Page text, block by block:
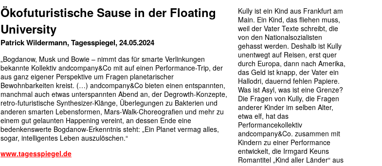
Ökofuturistische Sause in der Floating
University
Patrick Wildermann, Tagesspiegel, 24.05.2024
„Bogdanow, Musk und Bowie – nimmt das für smarte Verlinkungen
bekannte Kollektiv andcompany&Co mit auf einen Performance-Trip, der
aus ganz eigener Perspektive um Fragen planetarischer
Bewohnbarkeiten kreist. (…) andcompany&Co bieten einen entspannten,
manchmal auch etwas unterspannten Abend an, der Degrowth-Konzepte,
retro-futuristische Synthesizer-Klänge, Überlegungen zu Bakterien und
anderen smarten Lebensformen, Mars-Walk-Choreografien und mehr zu
einem gut gelaunten Happening vereint, an dessen Ende eine
bedenkenswerte Bogdanow-Erkenntnis steht: „Ein Planet vermag alles,
sogar, intelligentes Leben auszulöschen.“
www.tagesspiegel.de
Kully ist ein Kind aus Frankfurt am
Main. Ein Kind, das fliehen muss,
weil der Vater Texte schreibt, die
von den Nationalsozialisten
gehasst werden. Deshalb ist Kully
unentwegt auf Reisen, erst quer
durch Europa, dann nach Amerika,
das Geld ist knapp, der Vater ein
Hallo­dri, dauernd fehlen Papiere.
Was ist Asyl, was ist eine Grenze?
Die Fragen von Kully, die Fragen
anderer Kinder im selben Alter,
etwa elf, hat das
Performancekollektiv
andcompany&Co. zusammen mit
Kindern zu einer Performance
entwickelt, die Irmgard Keuns
Romantitel „Kind aller Länder“ aus